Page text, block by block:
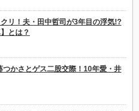
リ！夫・田中哲司が3年目の浮気!?
とは？
つかさとゲス二股交際！10年愛・井